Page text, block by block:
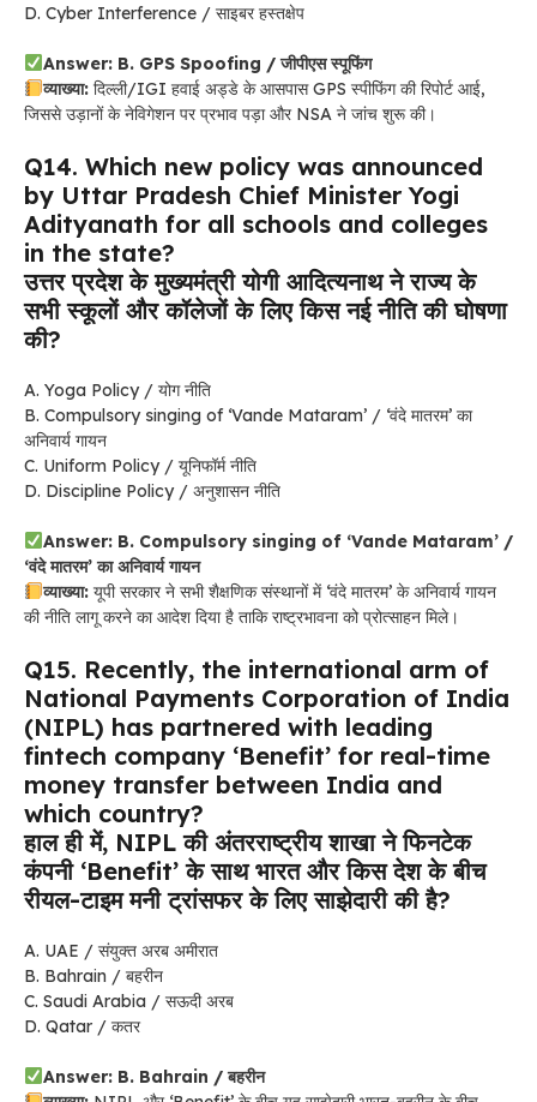
D. Cyber Interference / साइबर हस्तक्षेप
Answer: B. GPS Spoofing / जीपीएस स्पूफिंग
व्याख्या: दिल्ली/IGI हवाई अड्डे के आसपास GPS स्पीफिंग की रिपोर्ट आई,
जिससे उड़ानों के नेविगेशन पर प्रभाव पड़ा और NSA ने जांच शुरू की।
Q14. Which new policy was announced
by Uttar Pradesh Chief Minister Yogi
Adityanath for all schools and colleges
in the state?
उत्तर प्रदेश के मुख्यमंत्री योगी आदित्यनाथ ने राज्य के
सभी स्कूलों और कॉलेजों के लिए किस नई नीति की घोषणा
की?
A. Yoga Policy / योग नीति
B. Compulsory singing of ‘Vande Mataram’ / ‘वंदे मातरम’ का
अनिवार्य गायन
C. Uniform Policy / यूनिफॉर्म नीति
D. Discipline Policy / अनुशासन नीति
Answer: B. Compulsory singing of ‘Vande Mataram’ /
‘वंदे मातरम’ का अनिवार्य गायन
व्याख्या: यूपी सरकार ने सभी शैक्षणिक संस्थानों में ‘वंदे मातरम’ के अनिवार्य गायन
की नीति लागू करने का आदेश दिया है ताकि राष्ट्रभावना को प्रोत्साहन मिले।
Q15. Recently, the international arm of
National Payments Corporation of India
(NIPL) has partnered with leading
fintech company ‘Benefit’ for real-time
money transfer between India and
which country?
हाल ही में, NIPL की अंतरराष्ट्रीय शाखा ने फिनटेक
कंपनी ‘Benefit’ के साथ भारत और किस देश के बीच
रीयल-टाइम मनी ट्रांसफर के लिए साझेदारी की है?
A. UAE / संयुक्त अरब अमीरात
B. Bahrain / बहरीन
C. Saudi Arabia / सऊदी अरब
D. Qatar / कतर
Answer: B. Bahrain / बहरीन